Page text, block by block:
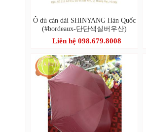
Ô dù cán dài SHINYANG Hàn Quốc
(#bordeaux-단단색실버우산)
Liên hệ 098.679.8008